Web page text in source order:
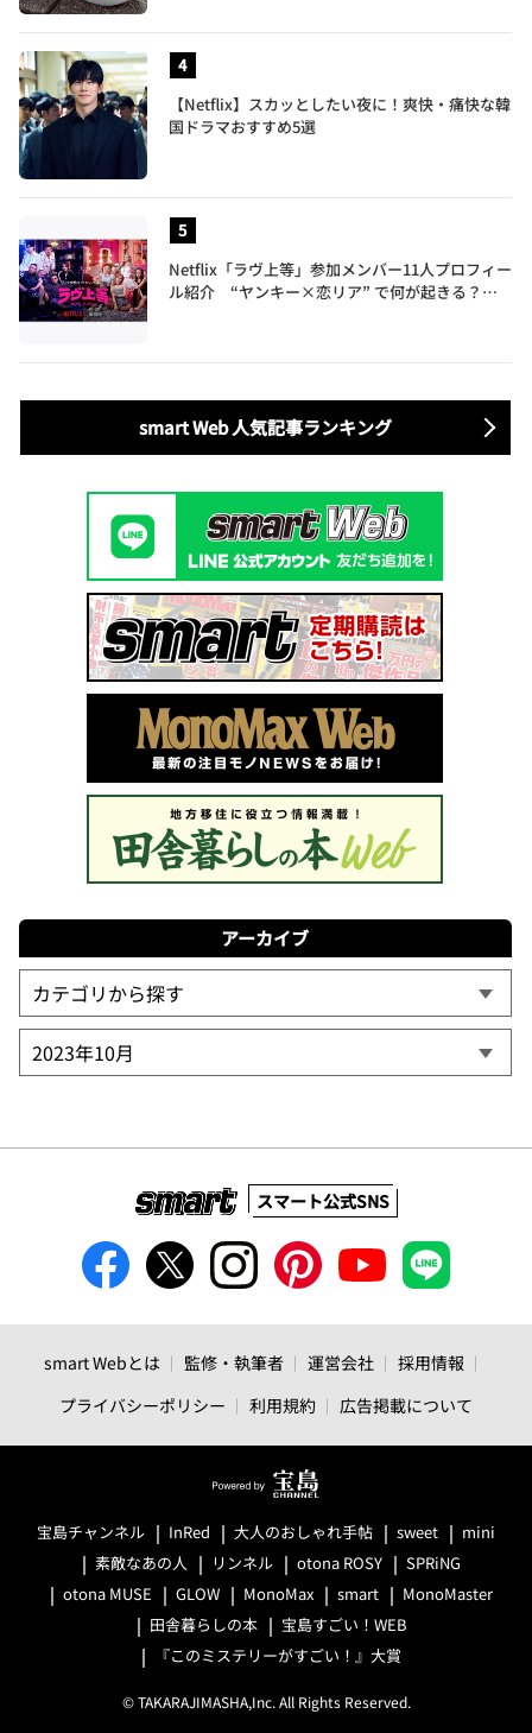
【Netflix】スカッとしたい夜に！爽快・痛快な韓
国ドラマおすすめ5選
Netflix「ラヴ上等」参加メンバー11人プロフィー
ル紹介 “ヤンキー×恋リア” で何が起きる？地
smart Web 人気記事ランキング
アーカイブ
スマート公式SNS
smart Webとは 監修・執筆者 運営会社
採用情報
プライバシーポリシー
利用規約 広告掲載について
宝島チャンネル InRed 大人のおしゃれ手帖 sweet
mini
素敵なあの人
リンネル otona ROSY
SPRiNG
otona MUSE
GLOW MonoMax smart
MonoMaster
田舎暮らしの本
宝島すごい！WEB
『このミステリーがすごい！』大賞
© TAKARAJIMASHA,Inc. All Rights Reserved.